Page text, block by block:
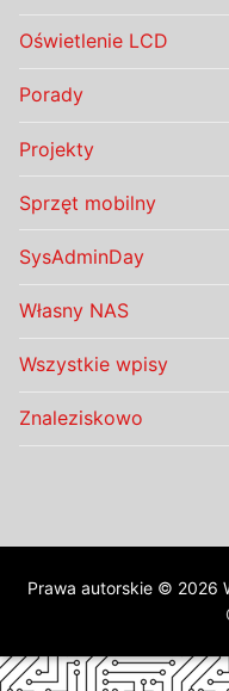
Oświetlenie LCD
Porady
Projekty
Sprzęt mobilny
SysAdminDay
Własny NAS
Wszystkie wpisy
Znaleziskowo
Prawa autorskie © 2026